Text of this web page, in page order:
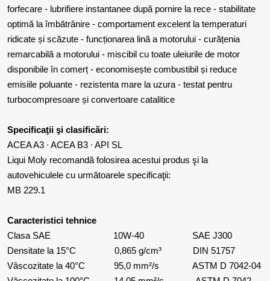
forfecare - lubrifiere instantanee după pornire la rece - stabilitate
optimă la îmbătrânire - comportament excelent la temperaturi
ridicate și scăzute - funcționarea lină a motorului - curățenia
remarcabilă a motorului - miscibil cu toate uleiurile de motor
disponibile în comerț - economisește combustibil și reduce
emisiile poluante - rezistenta mare la uzura - testat pentru
turbocompresoare și convertoare catalitice
Specificaţii şi clasificări:
ACEA A3 ∙ ACEA B3 ∙ API SL
Liqui Moly recomandă folosirea acestui produs şi la
autovehiculele cu următoarele specificaţii:
MB 229.1
Caracteristici tehnice
Clasa SAE 10W-40 SAE J300
Densitate la 15°C 0,865 g/cm³ DIN 51757
Vâscozitate la 40°C 95,0 mm²/s ASTM D 7042-04